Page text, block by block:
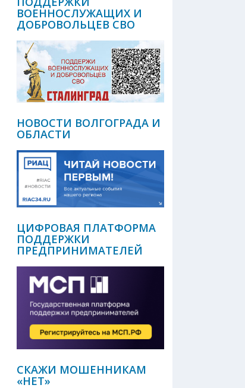
ВОЕННОСЛУЖАЩИХ И
ДОБРОВОЛЬЦЕВ СВО
НОВОСТИ ВОЛГОГРАДА И
ОБЛАСТИ
ЦИФРОВАЯ ПЛАТФОРМА
ПОДДЕРЖКИ
ПРЕДПРИНИМАТЕЛЕЙ
СКАЖИ МОШЕННИКАМ
«НЕТ»